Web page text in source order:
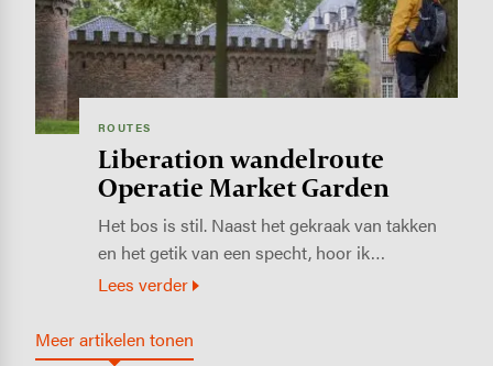
ROUTES
Liberation wandelroute
Operatie Market Garden
Het bos is stil. Naast het gekraak van takken
en het getik van een specht, hoor ik…
Lees verder
Meer artikelen tonen